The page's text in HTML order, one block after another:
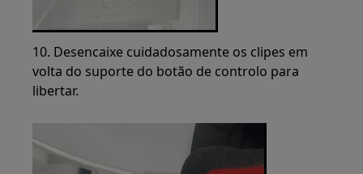
10. Desencaixe cuidadosamente os clipes em
volta do suporte do botão de controlo para
libertar.